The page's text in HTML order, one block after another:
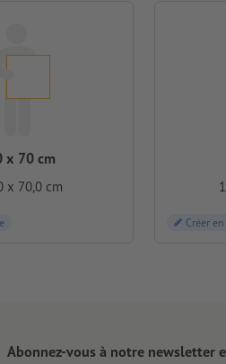
x 70 cm
x 70,0 cm
Créer
Abonnez-vous à notre newsletter